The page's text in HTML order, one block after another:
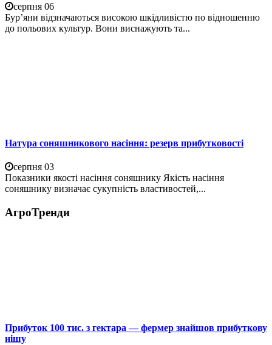
серпня 06
Бур’яни відзначаються високою шкідливістю по відношенню
до польових культур. Вони виснажують та...
Натура соняшникового насіння: резерв прибутковості
серпня 03
Показники якості насіння соняшнику Якість насіння
соняшнику визначає сукупність властивостей,...
АгроТренди
Прибуток 100 тис. з гектара — фермер знайшов прибуткову
нішу